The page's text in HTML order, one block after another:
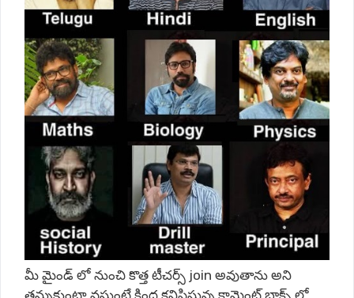
మీ మైండ్ లో నుంచి కొత్త టీచర్స్ join అవుతాను అని
తన్నుకుంటా వస్తుంటే క్రింద కనిపిస్తున్న కామెంట్ బాక్స్ లో